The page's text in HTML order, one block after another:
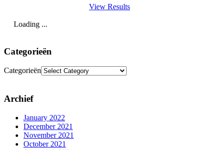
View Results
Loading ...
Categorieën
Categorieën
Archief
January 2022
December 2021
November 2021
October 2021